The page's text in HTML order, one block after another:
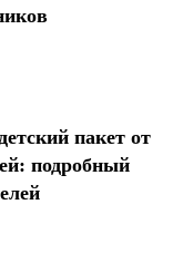
пакет от
подробный